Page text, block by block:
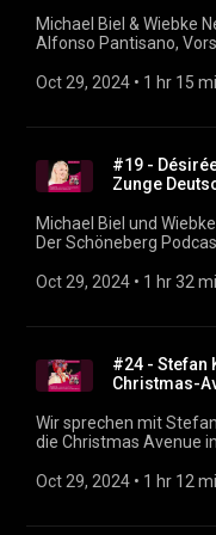
Tage immer hier im
Themenvorschläge?
(mailto:podcast@dein-
und Links: https://dein-
dein-schneberg-2pb.de/podcast)
Michael Biel & Wiebke
Alfonso Pantisano,
Schritte geben muss. Der Schöneberg Podcast ist der neue
(mailto:podcast@dein-
und Links: https://
dein-schneberg-2pb.de/podcast)
(https://sudbrak.eu)
Oct 29, 2024 • 1 hr 15
#19 -
Zunge
Michael Biel und
Der Schöneberg
im Feed. Rückmeldung,
2pb.de/podcast) Produzent: Justin Sudbrak
(https://sudbrak.eu/)
Oct 29, 2024 • 1 hr 32
#24 - Stefan
Christmas-
Wir sprechen mit
die Christmas Avenue
Besondere an Schöneberg. Ein sehr persönliches
Oct 29, 2024 • 1 hr 12